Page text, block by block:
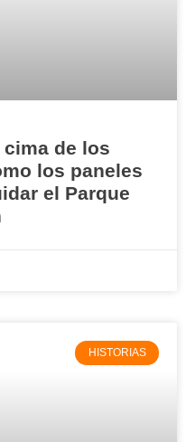
de los
los paneles
el Parque
HISTORIAS